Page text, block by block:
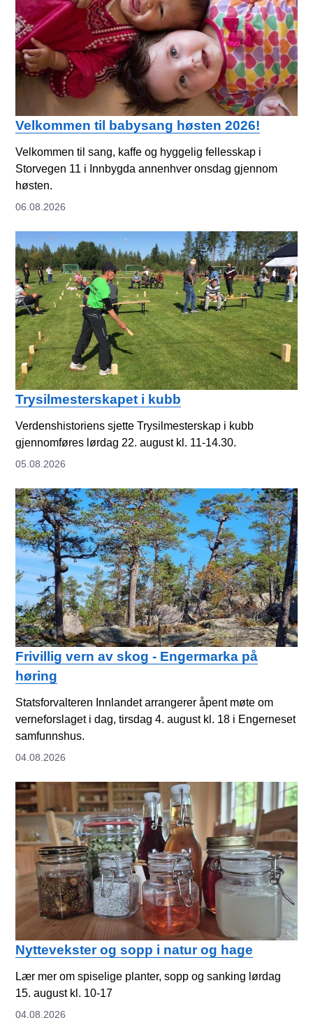
Velkommen til babysang høsten 2026!
Velkommen til sang, kaffe og hyggelig fellesskap i
Storvegen 11 i Innbygda annenhver onsdag gjennom
høsten.
06.08.2026
Trysilmesterskapet i kubb
Verdenshistoriens sjette Trysilmesterskap i kubb
gjennomføres lørdag 22. august kl. 11-14.30.
05.08.2026
Frivillig vern av skog - Engermarka på
høring
Statsforvalteren Innlandet arrangerer åpent møte om
verneforslaget i dag, tirsdag 4. august kl. 18 i Engerneset
samfunnshus.
04.08.2026
Nyttevekster og sopp i natur og hage
Lær mer om spiselige planter, sopp og sanking lørdag
15. august kl. 10-17
04.08.2026